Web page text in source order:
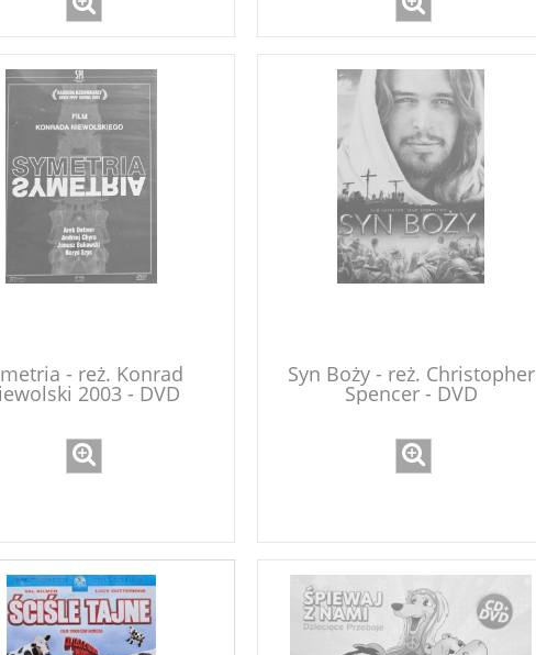
- reż. Konrad
2003 - DVD
Syn Boży - reż. Christopher
Spencer - DVD